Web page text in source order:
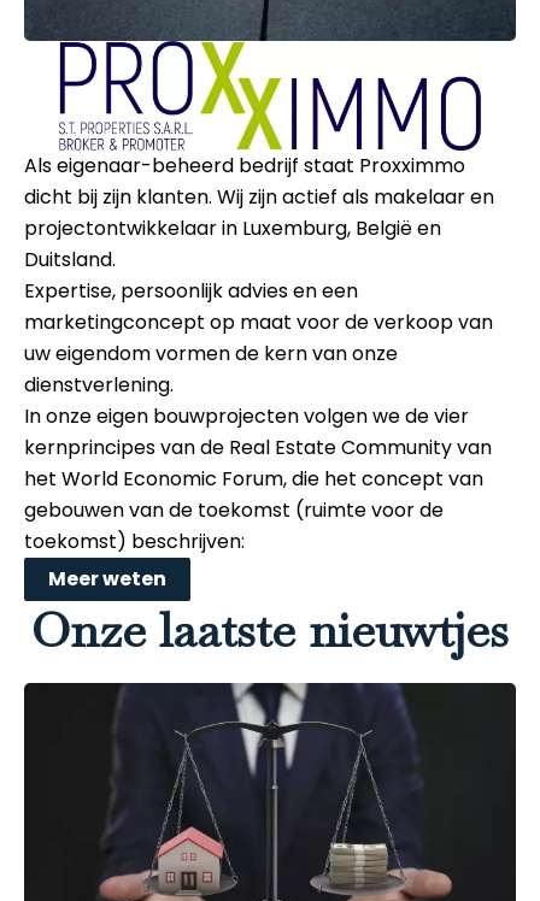
Als eigenaar-beheerd bedrijf staat Proxximmo
dicht bij zijn klanten. Wij zijn actief als makelaar en
projectontwikkelaar in Luxemburg, België en
Duitsland.
Expertise, persoonlijk advies en een
marketingconcept op maat voor de verkoop van
uw eigendom vormen de kern van onze
dienstverlening.
In onze eigen bouwprojecten volgen we de vier
kernprincipes van de Real Estate Community van
het World Economic Forum, die het concept van
gebouwen van de toekomst (ruimte voor de
toekomst) beschrijven:
Meer weten
Onze laatste nieuwtjes